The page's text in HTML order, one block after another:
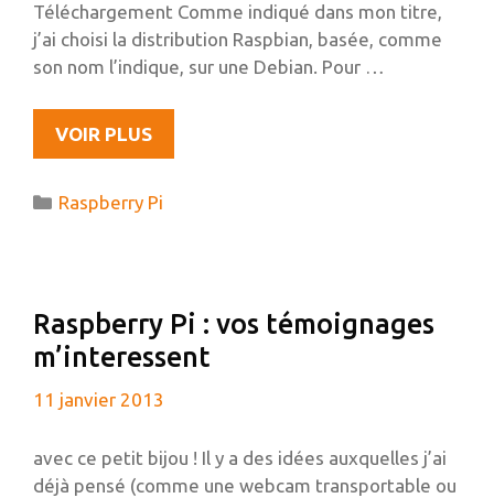
Téléchargement Comme indiqué dans mon titre,
j’ai choisi la distribution Raspbian, basée, comme
son nom l’indique, sur une Debian. Pour …
VOIR PLUSINSTALLATION
DE
SUR
À
PARTIR
Catégories
Raspberry Pi
Raspberry Pi : vos témoignages
m’interessent
11 janvier 2013
avec ce petit bijou ! Il y a des idées auxquelles j’ai
déjà pensé (comme une webcam transportable ou